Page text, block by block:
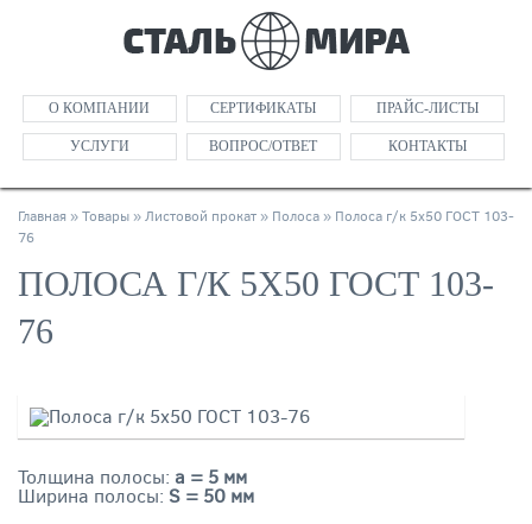
О КОМПАНИИ СЕРТИФИКАТЫ ПРАЙС-ЛИСТЫ
УСЛУГИ ВОПРОС/ОТВЕТ КОНТАКТЫ
Главная »Товары »Листовой прокат » Полоса » Полоса г/к 5х50 ГОСТ 103-
76
ПОЛОСА Г/К 5Х50 ГОСТ 103-
76
Толщина полосы: a = 5 мм
Ширина полосы: S = 50 мм